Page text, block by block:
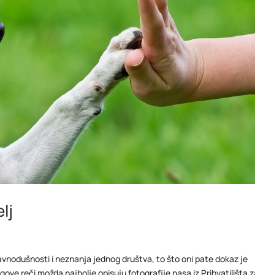
i neznanja jednog društva, to što oni pate dokaz je